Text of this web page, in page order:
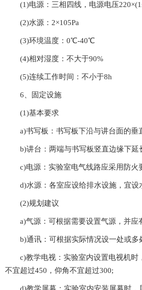
(1)电源：三相四线，电源电压
(2)水源：2×105Pa
(3)环境温度：0℃-40℃
(4)相对湿度：不大于90%
(5)连续工作时间：不小于8h
6、固定设施
(1)基本要求
a)书写板：书写板下沿与讲台面的垂
b)讲台：两端与书写板竖直边缘
c)电源：实验室电气线路应采用防火
d)水源：各室应设给排水设施，宜
(2)规划建议
a)气源：可根据需要设置气源，并
b)通讯：可根据实际情况设一处或多
c)教学电视：实验室内设置电视机时
不宜超过450，仰角不宜超过300;